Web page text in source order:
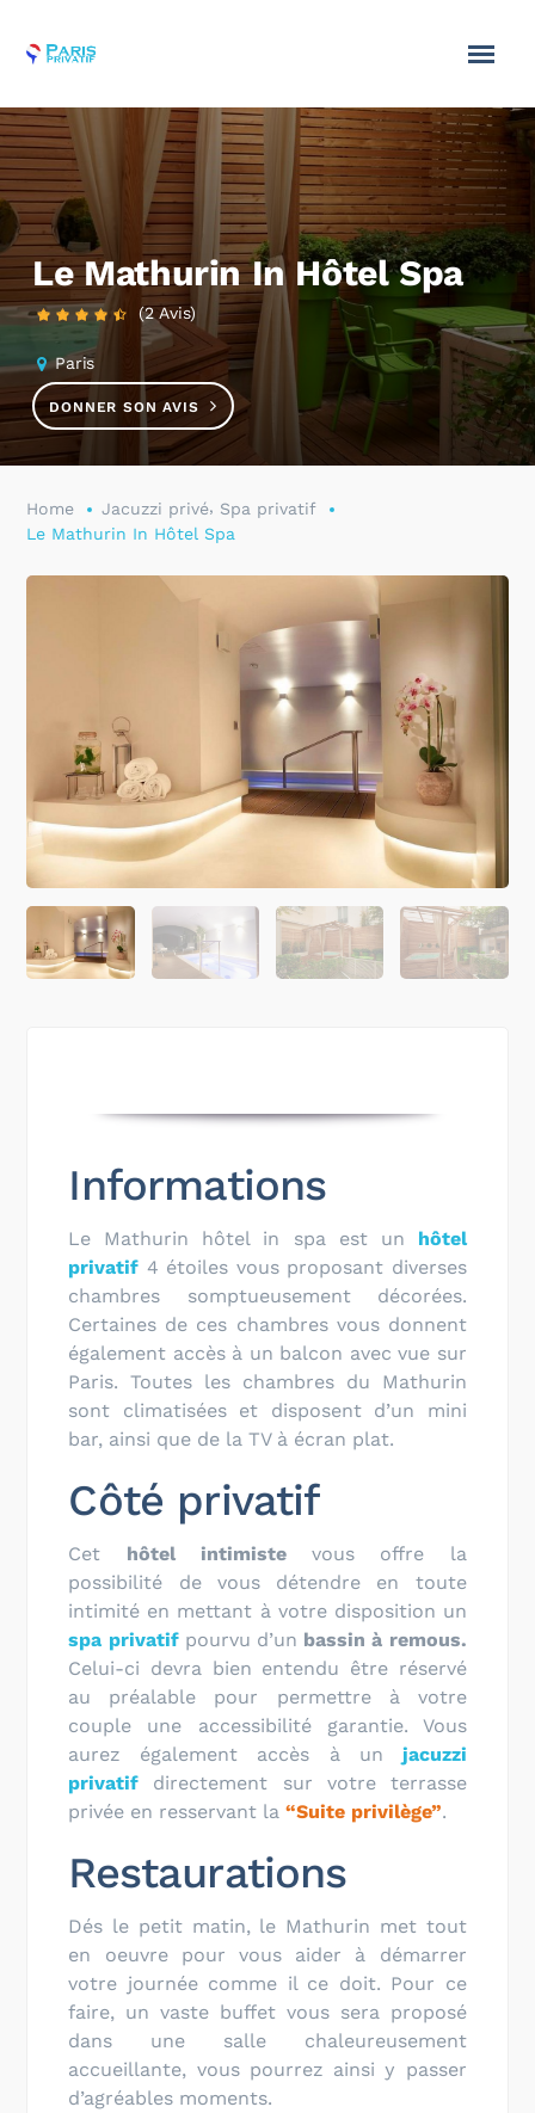
Le Mathurin In Hôtel Spa
(2 Avis)
Paris
DONNER SON AVIS
Home Jacuzzi privé, Spa privatif
Le Mathurin In Hôtel Spa
Informations
Le Mathurin hôtel in spa est un hôtel
privatif 4 étoiles vous proposant diverses
chambres somptueusement décorées.
Certaines de ces chambres vous donnent
également accès à un balcon avec vue sur
Paris. Toutes les chambres du Mathurin
sont climatisées et disposent d’un mini
bar, ainsi que de la TV à écran plat.
Côté privatif
Cet hôtel intimistevous offre la
possibilité de vous détendre en toute
intimité en mettant à votre disposition un
spa privatifpourvu d’un bassin à remous.
Celui-ci devra bien entendu être réservé
au préalable pour permettre à votre
couple une accessibilité garantie. Vous
aurez également accès à un jacuzzi
privatif directement sur votre terrasse
privée en resservant la“Suite privilège”.
Restaurations
Dés le petit matin, le Mathurin met tout
en oeuvre pour vous aider à démarrer
votre journée comme il ce doit. Pour ce
faire, un vaste buffet vous sera proposé
dans une salle chaleureusement
accueillante, vous pourrez ainsi y passer
d’agréables moments.